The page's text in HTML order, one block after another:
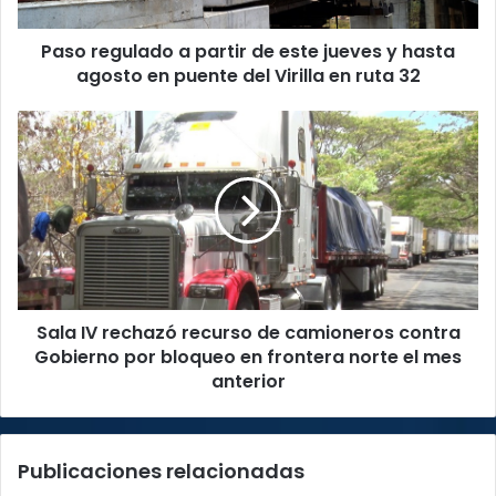
hasta
agosto
del
Virilla
en
ruta
32
Paso regulado a partir de este jueves y hasta
agosto en puente del Virilla en ruta 32
Sala
IV
rechazó
recurso
de
camioneros
contra
Gobierno
por
bloqueo
el
anterior
Sala IV rechazó recurso de camioneros contra
Gobierno por bloqueo en frontera norte el mes
anterior
Publicaciones relacionadas